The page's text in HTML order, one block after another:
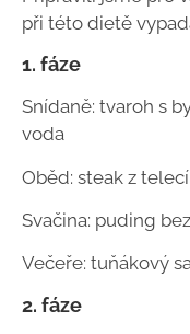
při této dietě
1. fáze
Snídaně: tvaroh s
voda
Oběd: steak z
Svačina: puding
Večeře: tuňákový
2. fáze